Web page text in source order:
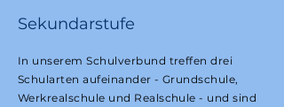
Sekundarstufe
In unserem Schulverbund treffen drei
Schularten aufeinander - Grundschule,
Werkrealschule und Realschule - und sind